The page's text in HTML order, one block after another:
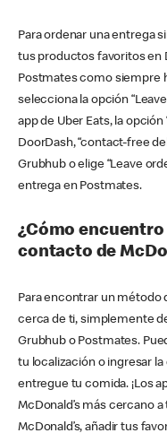
Para ordenar una entrega
tus productos favoritos en
Postmates como siempre
selecciona la opción
app de Uber Eats, la opción
DoorDash, “contact-free
Grubhub o elige “Leave
entrega en Postmates.
¿Cómo
contacto de
Para encontrar un método
cerca de ti, simplemente
Grubhub o Postmates.
tu localización o ingresar
entregue tu comida. ¡Los
McDonald’s más cercano
McDonald’s, añadir tus